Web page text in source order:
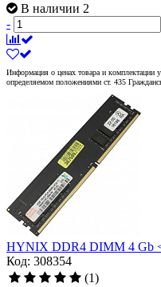
В наличии 2
-
Информация о ценах товара и комплектации
определяемом положениями ст. 435
HYNIX DDR4 DIMM 4 Gb
Код: 308354
(1)